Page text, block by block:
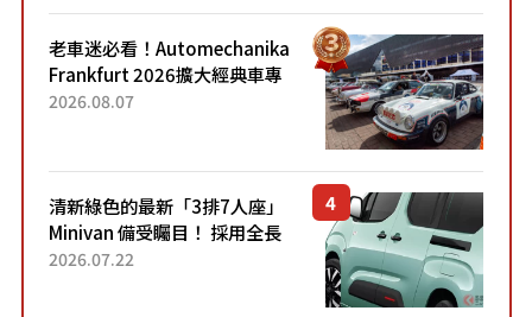
老車迷必看！Automechanika
Frankfurt 2026擴大經典車專
區 1954年珍稀古董車現場修復
2026.08.07
清新綠色的最新「3排7人座」
Minivan 備受矚目！ 採用全長
4.7公尺剛剛好的車身尺寸與
2026.07.22